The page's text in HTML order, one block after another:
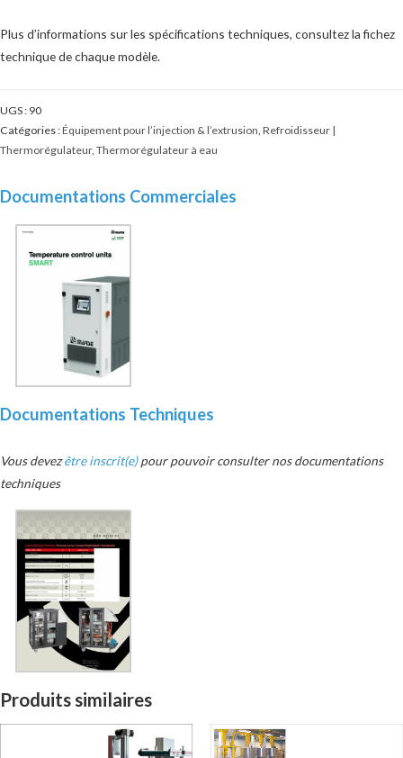
Plus d’informations sur les spécifications techniques, consultez la fichez
technique de chaque modèle.
UGS : 90
Catégories :Équipement pour l’injection & l’extrusion Refroidisseur |
Thermorégulateur, Thermorégulateur à eau
Documentations Commerciales
Documentations Techniques
Vous devezêtre inscrit(e)pour pouvoir consulter nos documentations
techniques
Produits similaires